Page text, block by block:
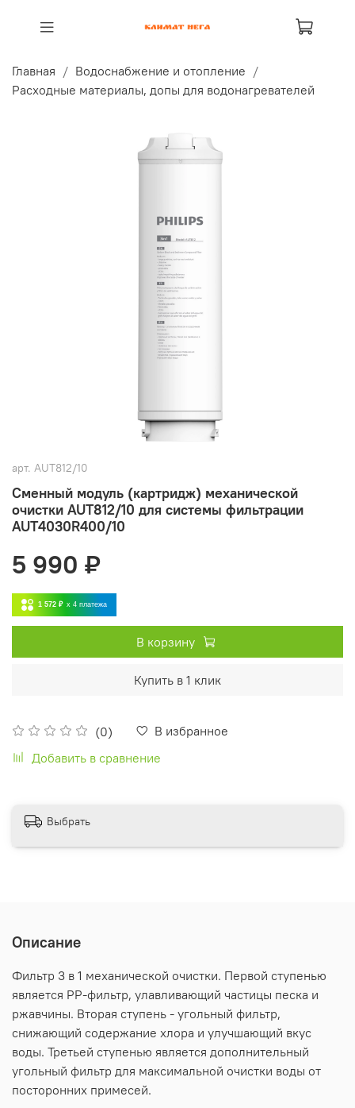
Главная
Водоснабжение и отопление
Расходные материалы, допы для водонагревателей
арт. AUT812/10
Сменный модуль (картридж) механической
очистки AUT812/10 для системы фильтрации
AUT4030R400/10
(0)
В избранное
Добавить в сравнение
5 990 ₽
1 572 ₽ x 4 платежа
В корзину
Купить в 1 клик
Выбрать
Описание
Фильтр 3 в 1 механической очистки. Первой ступенью
является PP-фильтр, улавливающий частицы песка и
ржавчины. Вторая ступень - угольный фильтр,
снижающий содержание хлора и улучшающий вкус
воды. Третьей ступенью является дополнительный
угольный фильтр для максимальной очистки воды от
посторонних примесей.